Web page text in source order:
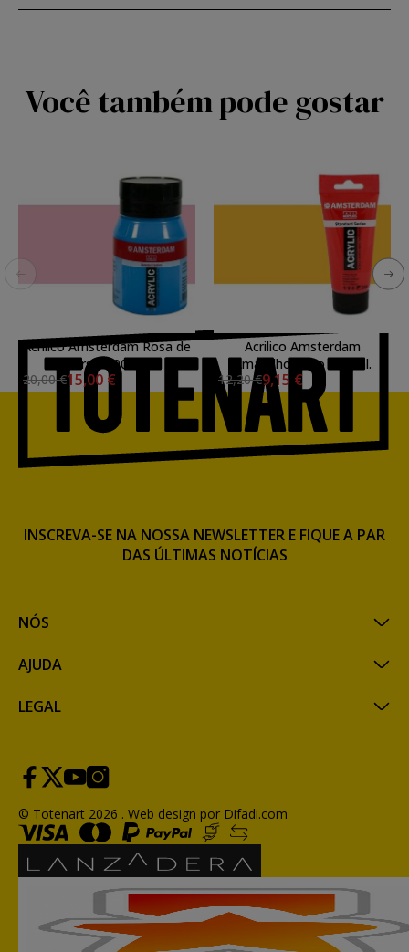
Você também pode gostar
Acrilico Amsterdam Rosa de
Persia 500 ml.
20,00 €15,00 €
Acrilico Amsterdam
Amarelho Ouro 250 ml.
12,20 €9,15 €
NÓS
AJUDA
LEGAL
INSCREVA-SE NA NOSSA NEWSLETTER E FIQUE A PAR
DAS ÚLTIMAS NOTÍCIAS
© Totenart 2026 . Web design por Difadi.com